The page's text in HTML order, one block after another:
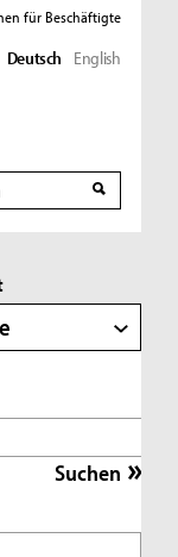
für Beschäftigte
Deutsch English